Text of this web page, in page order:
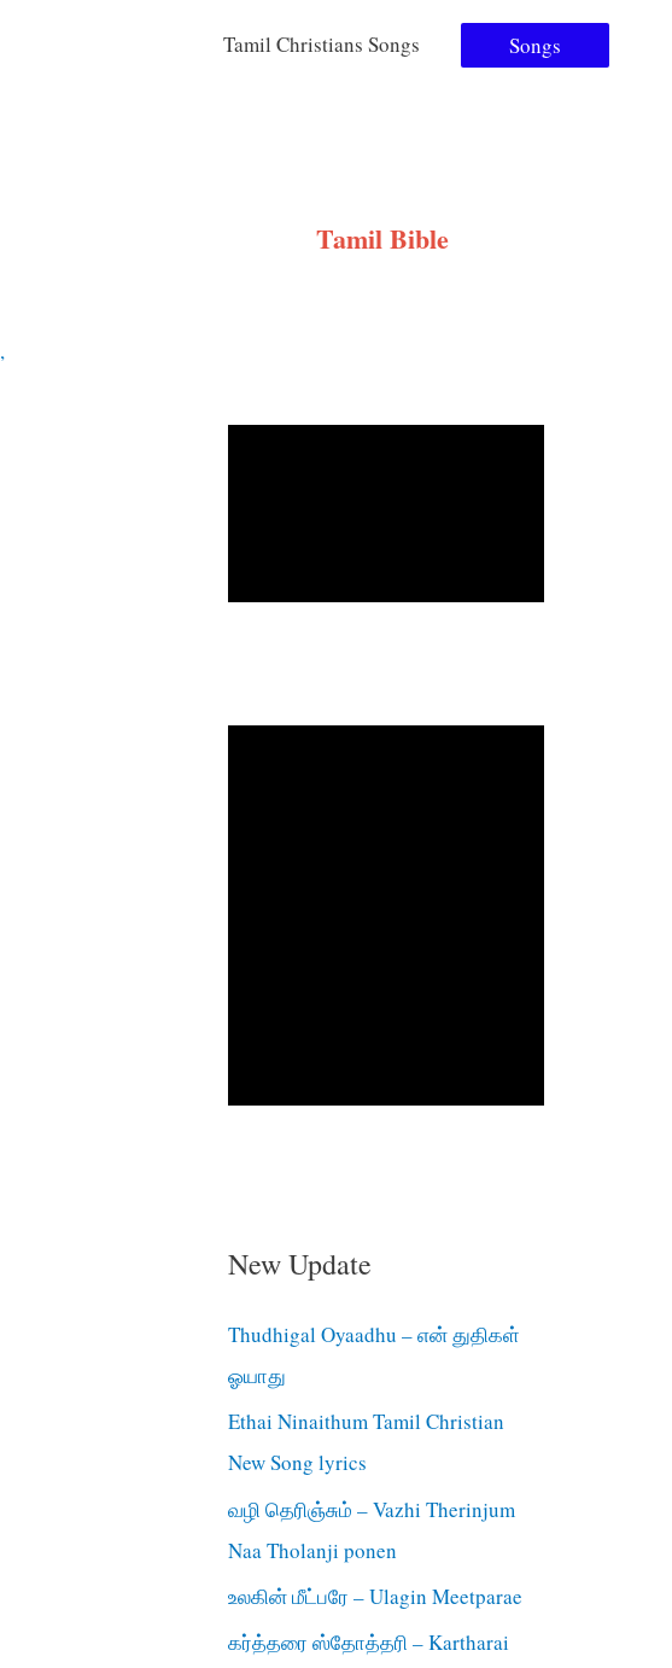
Tamil Christians Songs Songs
,
Tamil Bible
New Update
Thudhigal Oyaadhu – என் துதிகள்
ஓயாது
Ethai Ninaithum Tamil Christian
New Song lyrics
வழி தெரிஞ்சும் – Vazhi Therinjum
Naa Tholanji ponen
உலகின் மீட்பரே – Ulagin Meetparae
கர்த்தரை ஸ்தோத்தரி – Kartharai